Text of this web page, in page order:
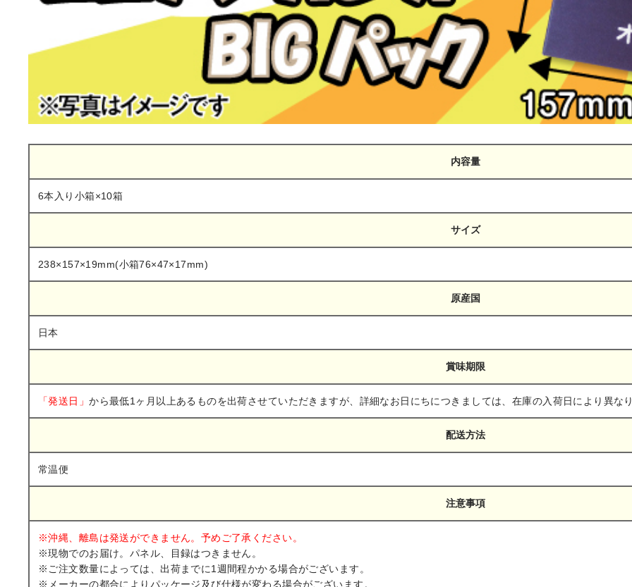
内容量
6本入り小箱×10箱
サイズ
238×157×19mm(小箱76×47×17mm)
原産国
日本
賞味期限
「発送日」から最低1ヶ月以上あるものを出荷させていただきますが、詳細なお日にちにつきましては、在庫の入荷日により異な
配送方法
常温便
注意事項
※沖縄、離島は発送ができません。予めご了承ください。
※現物でのお届け。パネル、目録はつきません。
※ご注文数量によっては、出荷までに1週間程かかる場合がございます。
※メーカーの都合によりパッケージ及び仕様が変わる場合がございます。